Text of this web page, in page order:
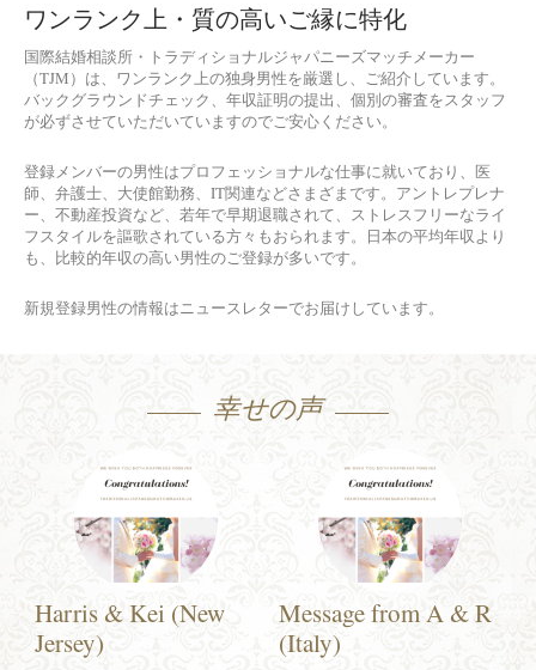
ワンランク上・質の高いご縁に特化
国際結婚相談所・トラディショナルジャパニーズマッチメーカー
（TJM）は、ワンランク上の独身男性を厳選し、ご紹介しています。
バックグラウンドチェック、年収証明の提出、個別の審査をスタッフ
が必ずさせていただいていますのでご安心ください。
登録メンバーの男性はプロフェッショナルな仕事に就いており、医
師、弁護士、大使館勤務、IT関連などさまざまです。アントレプレナ
ー、不動産投資など、若年で早期退職されて、ストレスフリーなライ
フスタイルを謳歌されている方々もおられます。日本の平均年収より
も、比較的年収の高い男性のご登録が多いです。
新規登録男性の情報はニュースレターでお届けしています。
幸せの声
Harris & Kei (New
Jersey)
Message from A & R
(Italy)